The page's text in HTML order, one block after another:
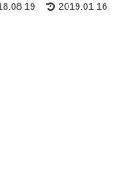
2019.01.16